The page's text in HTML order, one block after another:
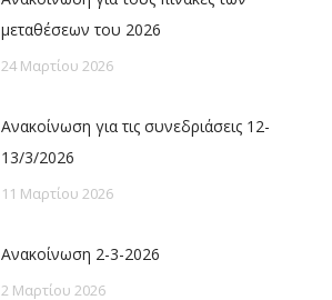
μεταθέσεων του 2026
24 Μαρτίου 2026
Ανακοίνωση για τις συνεδριάσεις 12-
13/3/2026
11 Μαρτίου 2026
Ανακοίνωση 2-3-2026
2 Μαρτίου 2026